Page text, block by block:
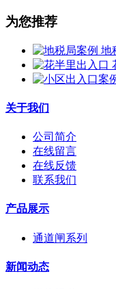
为您推荐
地
关于我们
公司简介
在线留言
在线反馈
联系我们
产品展示
通道闸系列
新闻动态